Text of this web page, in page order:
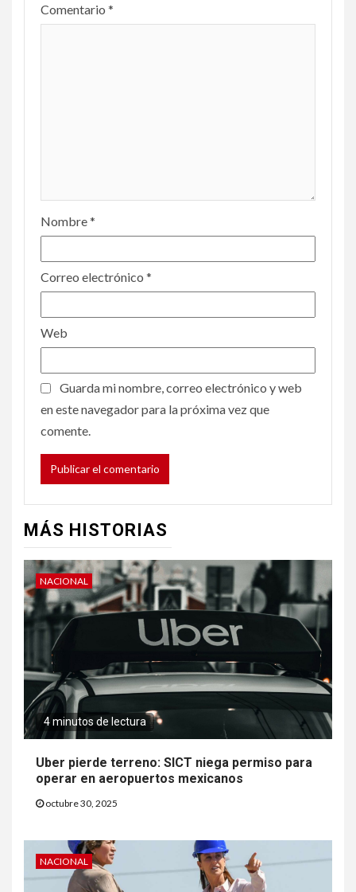
Comentario *
Nombre*
Correo electrónico *
Web
Guarda mi nombre, correo electrónico y web
en este navegador para la próxima vez que
comente.
MÁS HISTORIAS
NACIONAL
4 minutos de lectura
Uber pierde terreno: SICT niega permiso para
operar en aeropuertos mexicanos
octubre 30, 2025
NACIONAL